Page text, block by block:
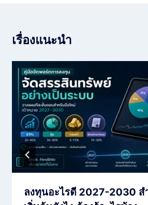
เรื่องแนะนำ
ลงทุนอะไรดี 2027-2030 ส